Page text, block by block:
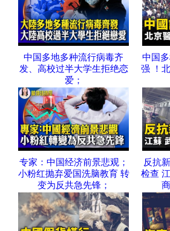
中国多地多种流行病毒齐
发、高校过半大学生拒绝恋
爱；
中国
强 ！
专家：中国经济前景悲观；
小粉红抛弃爱国洗脑教育 转
变为反共急先锋；
反抗
检查